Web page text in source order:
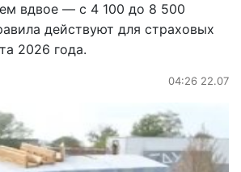
вдвое — с 4 100 до 8 500
действуют для страховых
2026 года.
04:26 22.07